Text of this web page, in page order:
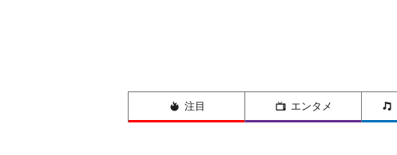
注目 エンタメ